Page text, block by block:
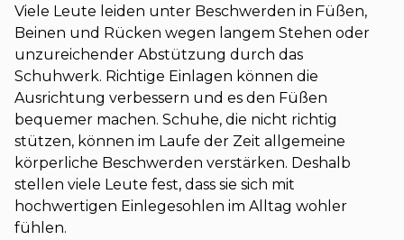
Viele Leute leiden unter Beschwerden in Füßen,
Beinen und Rücken wegen langem Stehen oder
unzureichender Abstützung durch das
Schuhwerk. Richtige Einlagen können die
Ausrichtung verbessern und es den Füßen
bequemer machen. Schuhe, die nicht richtig
stützen, können im Laufe der Zeit allgemeine
körperliche Beschwerden verstärken. Deshalb
stellen viele Leute fest, dass sie sich mit
hochwertigen Einlegesohlen im Alltag wohler
fühlen.